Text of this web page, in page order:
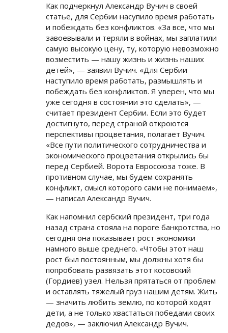
Как подчеркнул Александр Вучич в своей
статье, для Сербии насупило время работать
и побеждать без конфликтов. «За все, что мы
завоевывали и теряли в войнах, мы заплатили
самую высокую цену, ту, которую невозможно
возместить — нашу жизнь и жизнь наших
детей», — заявил Вучич. «Для Сербии
наступило время работать, размышлять и
побеждать без конфликтов. Я уверен, что мы
уже сегодня в состоянии это сделать», —
считает президент Сербии. Если это будет
достигнуто, перед страной откроются
перспективы процветания, полагает Вучич.
«Все пути политического сотрудничества и
экономического процветания открылись бы
перед Сербией. Ворота Евросоюза тоже. В
противном случае, мы будем сохранять
конфликт, смысл которого сами не понимаем»,
— написал Александр Вучич.
Как напомнил сербский президент, три года
назад страна стояла на пороге банкротства, но
сегодня она показывает рост экономики
намного выше среднего. «Чтобы этот наш
рост был постоянным, мы должны хотя бы
попробовать развязать этот косовский
(Гордиев) узел. Нельзя прятаться от проблем
и оставлять тяжелый груз нашим детям. Жить
— значить любить землю, по которой ходят
дети, а не только хвастаться победами своих
дедов», — заключил Александр Вучич.